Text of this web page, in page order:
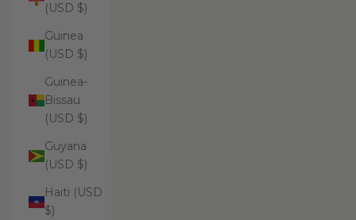
(USD $)
Guinea
(USD $)
Guinea-
Bissau
(USD $)
Guyana
(USD $)
Haiti (USD
$)